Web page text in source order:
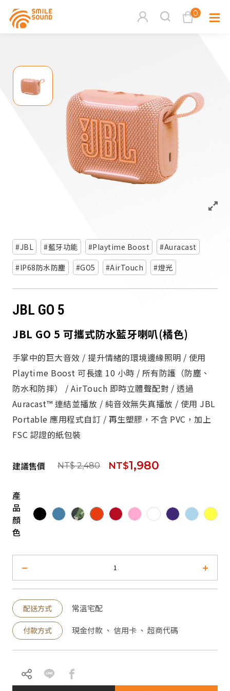
0
商品分類查詢
請選擇商品分類
多媒體
活動
派對喇
JBL 藍牙功能 Playtime Boost
Auracast
IP68防水防塵
GO5 AirTouch 燈光
JBL GO 5
JBL GO 5 可攜式防水藍牙喇叭(橘色)
手掌中的巨大音效 / 提升情緒的環境邊緣照明 / 使用
Playtime Boost 可長達 10 小時 / 所有防護（防塵、
防水和防摔） / AirTouch 即時立體聲配對 / 透過
Auracast™ 連結並播放 / 純音效無失真播放 / 使用 JBL
Portable 應用程式自訂 / 再生塑膠，不含 PVC，加上
FSC 認證的紙包裝
建議售價 NT$ 2,480 NT$1,980
產
品
顏
色
配送方式 常溫宅配
付款方式 現金付款 、 信用卡 、 超商代碼